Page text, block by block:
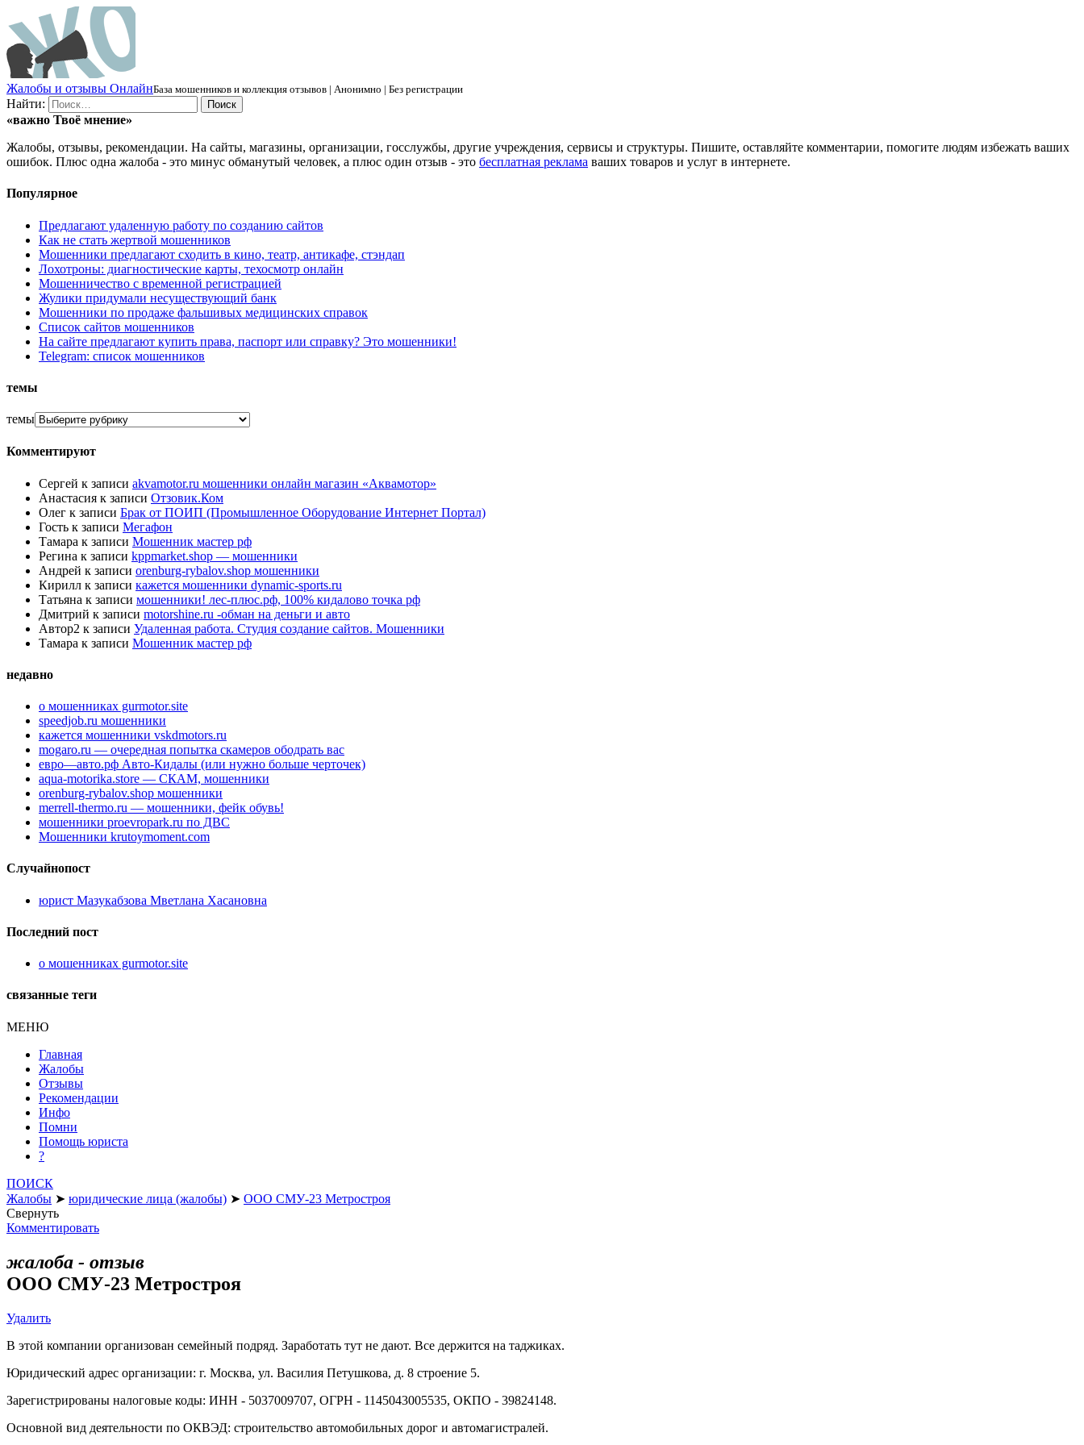
Жалобы и отзывы ОнлайнБаза мошенников и коллекция отзывов | Анонимно | Без регистрации
Найти:
«важно Твоё мнение»
Жалобы, отзывы, рекомендации. На сайты, магазины, организации, госслужбы, другие учреждения, сервисы и структуры. Пишите, оставляйте комментарии, помогите людям избежать ваших
ошибок. Плюс одна жалоба - это минус обманутый человек, а плюс один отзыв - это бесплатная реклама ваших товаров и услуг в интернете.
Популярное
Предлагают удаленную работу по созданию сайтов
Как не стать жертвой мошенников
Мошенники предлагают сходить в кино, театр, антикафе, стэндап
Лохотроны: диагностические карты, техосмотр онлайн
Мошенничество с временной регистрацией
Жулики придумали несуществующий банк
Мошенники по продаже фальшивых медицинских справок
Список сайтов мошенников
На сайте предлагают купить права, паспорт или справку? Это мошенники!
Telegram: список мошенников
темы
темы
Комментируют
Сергей к записи akvamotor.ru мошенники онлайн магазин «Аквамотор»
Анастасия к записи Отзовик.Ком
Олег к записи Брак от ПОИП (Промышленное Оборудование Интернет Портал)
Гость к записи Мегафон
Тамара к записи Мошенник мастер рф
Регина к записи kppmarket.shop — мошенники
Андрей к записи orenburg-rybalov.shop мошенники
Кирилл к записи кажется мошенники dynamic-sports.ru
Татьяна к записи мошенники! лес-плюс.рф, 100% кидалово точка рф
Дмитрий к записи motorshine.ru -обман на деньги и авто
Автор2 к записи Удаленная работа. Студия создание сайтов. Мошенники
Тамара к записи Мошенник мастер рф
недавно
о мошенниках gurmotor.site
speedjob.ru мошенники
кажется мошенники vskdmotors.ru
mogaro.ru — очередная попытка скамеров ободрать вас
евро—авто.рф Авто-Кидалы (или нужно больше черточек)
aqua-motorika.store — СКАМ, мошенники
orenburg-rybalov.shop мошенники
merrell-thermo.ru — мошенники, фейк обувь!
мошенники proevropark.ru по ДВС
Мошенники krutoymoment.com
Случайнопост
юрист Мазукабзова Мветлана Хасановна
Последний пост
о мошенниках gurmotor.site
связанные теги
МЕНЮ
Главная
Жалобы
Отзывы
Рекомендации
Инфо
Помни
Помощь юриста
?
ПОИСК
Жалобы ➤ юридические лица (жалобы) ➤ ООО СМУ-23 Метростроя
Свернуть
Комментировать
жалоба - отзыв
ООО СМУ-23 Метростроя
Удалить
В этой компании организован семейный подряд. Заработать тут не дают. Все держится на таджиках.
Юридический адрес организации: г. Москва, ул. Василия Петушкова, д. 8 строение 5.
Зарегистрированы налоговые коды: ИНН - 5037009707, ОГРН - 1145043005535, ОКПО - 39824148.
Основной вид деятельности по ОКВЭД: строительство автомобильных дорог и автомагистралей.